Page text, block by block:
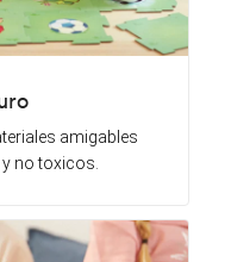
amigables
no toxicos.